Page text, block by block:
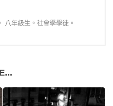
八年級生。社會學學徒。